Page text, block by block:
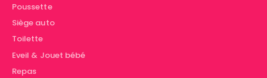
Poussette
Siège auto
Toilette
Eveil & Jouet bébé
Repas